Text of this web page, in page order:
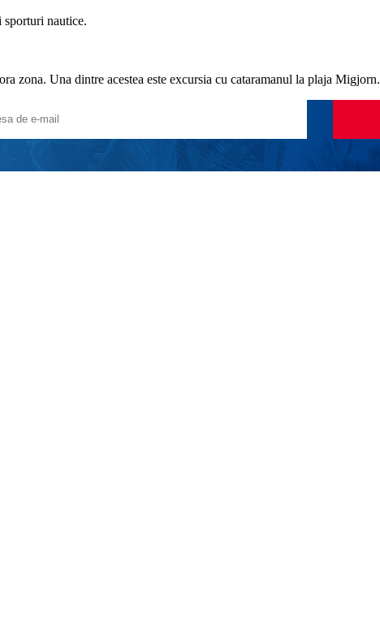
sporturi nautice.
zona. Una dintre acestea este excursia cu cataramanul la plaja Migjorn.